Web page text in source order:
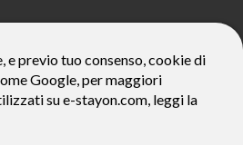
Taeg 12,95%, in 23
gestire le tue spese in modo
facendo riferimento
previo tuo consenso, cookie di
Google, per maggiori
su e-stayon.com, leggi la